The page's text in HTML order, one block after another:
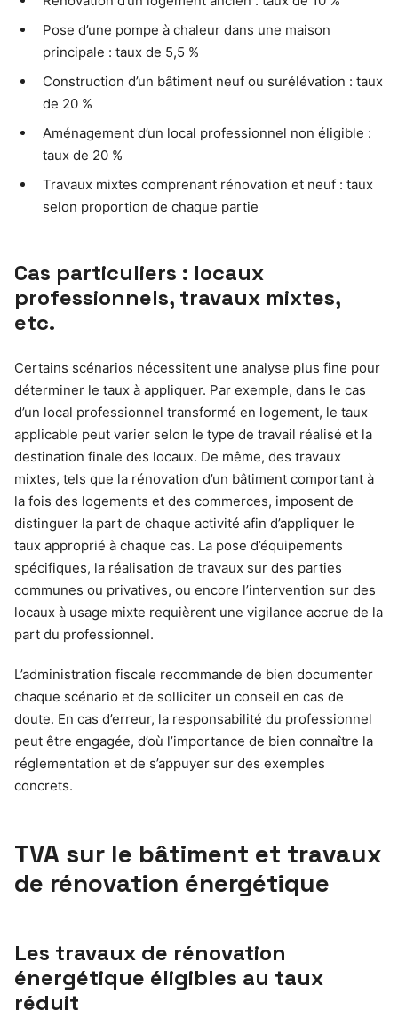
Pose d’une pompe à chaleur dans une maison
principale : taux de 5,5 %
Construction d’un bâtiment neuf ou surélévation : taux
de 20 %
Aménagement d’un local professionnel non éligible :
taux de 20 %
Travaux mixtes comprenant rénovation et neuf : taux
selon proportion de chaque partie
Cas particuliers : locaux
professionnels, travaux mixtes,
etc.
Certains scénarios nécessitent une analyse plus fine pour
déterminer le taux à appliquer. Par exemple, dans le cas
d’un local professionnel transformé en logement, le taux
applicable peut varier selon le type de travail réalisé et la
destination finale des locaux. De même, des travaux
mixtes, tels que la rénovation d’un bâtiment comportant à
la fois des logements et des commerces, imposent de
distinguer la part de chaque activité afin d’appliquer le
taux approprié à chaque cas. La pose d’équipements
spécifiques, la réalisation de travaux sur des parties
communes ou privatives, ou encore l’intervention sur des
locaux à usage mixte requièrent une vigilance accrue de la
part du professionnel.
L’administration fiscale recommande de bien documenter
chaque scénario et de solliciter un conseil en cas de
doute. En cas d’erreur, la responsabilité du professionnel
peut être engagée, d’où l’importance de bien connaître la
réglementation et de s’appuyer sur des exemples
concrets.
TVA sur le bâtiment et travaux
de rénovation énergétique
Les travaux de rénovation
énergétique éligibles au taux
réduit